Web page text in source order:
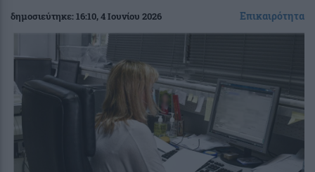
δημοσιεύτηκε:16:10, 4 Ιουνίου 2026 Επικαιρότητα